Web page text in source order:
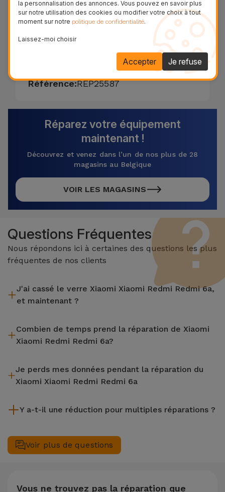
en seulement 20 minutes. La garantie de
remplacement de la vitre du Xiaomi Redmi
6a est de deux ans sur les fonctions tactiles
Référence:REP25587
Réparez votre équipement
maintenant !
Découvrez et venez dans l’un de nos plus de 28
magasins au Belgique
VOIR LES MAGASINS
Questions Fréquentes
Nous répondons ici à certaines des questions les plus
fréquentes de nos clients
J'ai cassé le verre Xiaomi Xiaomi Redmi Redmi 6a,
et maintenant ?
de 2 ans. Trouvez le magasin le plus proche.
Combien de temps prend la réparation de Xiaomi
Xiaomi Redmi Redmi 6a?
l'écran, sont effectuées en environ 20 à 30 minutes.
Je perds mes données pendant la réparation du
Xiaomi Xiaomi Redmi Redmi 6a
il est toujours recommandé de faire une sauvegarde. La page
des fichiers.
Y a-t-il une réduction pour multiples réparations ?
complète de votre équipement. Si votre Xiaomi Xiaomi Redmi
Redmi 6a nécessite deux ou plusieurs interventions
chère.
Voir plus de questions
Vous ne trouvez pas la réparation que
la personnalisation des annonces. Vous pouvez en savoir plus
sur notre utilisation des cookies ou modifier votre choix à tout
moment sur notre politique de confidentialité.
Laissez-moi choisir
Je refuse
Accepter